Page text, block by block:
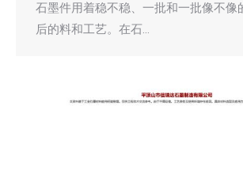
石墨件用着稳不稳、一批和一批像不像
后的料和工艺。在石…